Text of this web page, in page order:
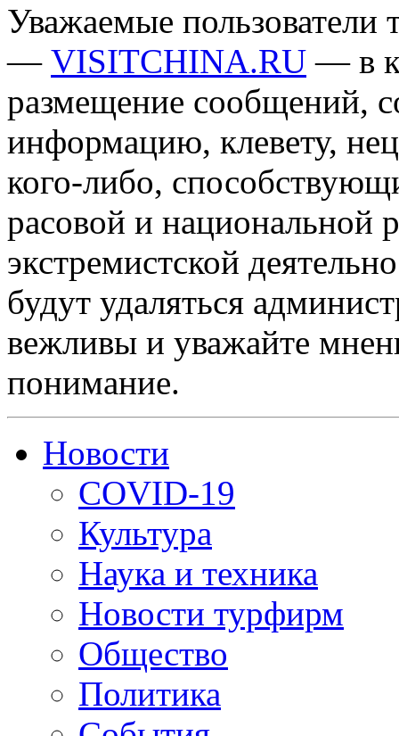
Уважаемые пользователи
— VISITCHINA.RU — в
размещение сообщений,
информацию, клевету,
кого-либо,
расовой и национальной
экстремистской
будут удаляться
вежливы и уважайте
понимание.
Новости
COVID-19
Культура
Наука и техника
Новости турфирм
Общество
Политика